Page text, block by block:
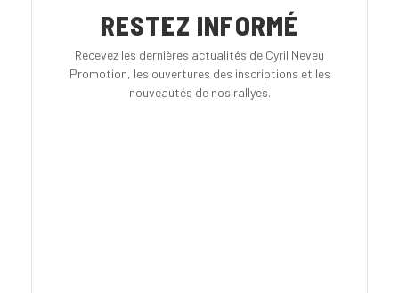
RESTEZ INFORMÉ
Recevez les dernières actualités de Cyril Neveu
Promotion, les ouvertures des inscriptions et les
nouveautés de nos rallyes.